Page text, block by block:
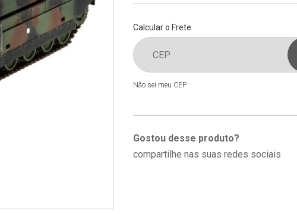
Calcular o Frete
Não sei meu CEP
Gostou desse produto?
compartilhe nas suas redes sociais